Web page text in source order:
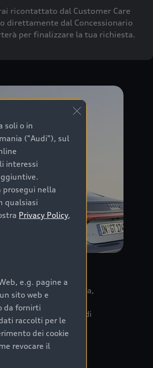
ricontattato dal Customer Care
direttamente dal Concessionario
per finalizzare la tua richiesta.
della vettura,
diversi livelli di
manutenzione di
soli o in
("Audi"), sul
interessi
nella
qualsiasi
Privacy Policy,
e.g. pagine a
sito web e
da fornirti
raccolti per le
dei cookie
revocare il